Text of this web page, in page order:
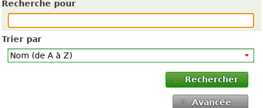
Recherche pour
Trier par
Rechercher
Avancée